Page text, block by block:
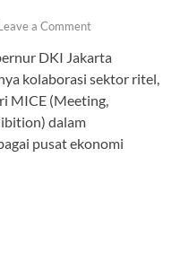
a Comment
DKI Jakarta
kolaborasi sektor ritel,
MICE (Meeting,
dalam
pusat ekonomi